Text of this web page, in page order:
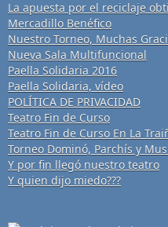
La apuesta por el reciclaje
Mercadillo Benéfico
Nuestro Torneo, Muchas
Nueva Sala Multifuncional
Paella Solidaria 2016
Paella Solidaria, vídeo
POLÍTICA DE PRIVACIDAD
Teatro Fin de Curso
Teatro Fin de Curso En La
Torneo Dominó, Parchís y
Y por fin llegó nuestro teatro
Y quien dijo miedo???